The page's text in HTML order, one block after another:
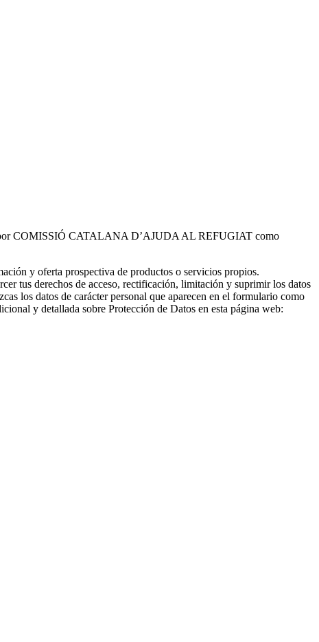
por COMISSIÓ CATALANA D’AJUDA AL REFUGIAT como
y oferta prospectiva de productos o servicios propios.
tus derechos de acceso, rectificación, limitación y suprimir los datos
los datos de carácter personal que aparecen en el formulario como
y detallada sobre Protección de Datos en esta página web: